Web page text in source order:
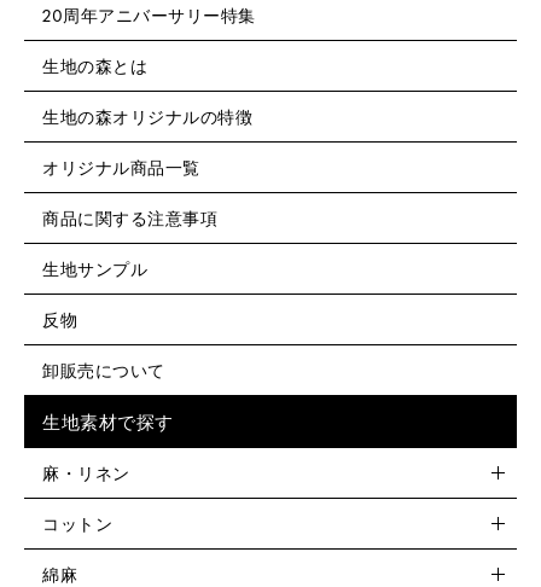
20周年アニバーサリー特集
生地の森とは
生地の森オリジナルの特徴
オリジナル商品一覧
商品に関する注意事項
生地サンプル
反物
卸販売について
生地素材で探す
麻・リネン
コットン
綿麻